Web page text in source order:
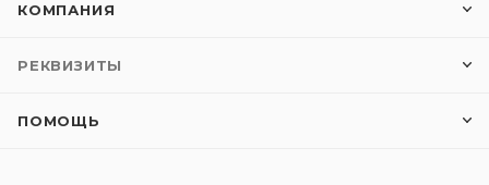
КОМПАНИЯ
РЕКВИЗИТЫ
ПОМОЩЬ